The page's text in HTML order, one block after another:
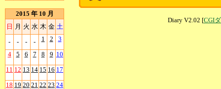
2015 年 10 月
日 月 火 水 木 金 土
- - - - 1 2 3
4 5 6 7 8 9 10
11 12 13 14 15 16 17
18 19 20 21 22 23 24
Diary V2.02 [CGI